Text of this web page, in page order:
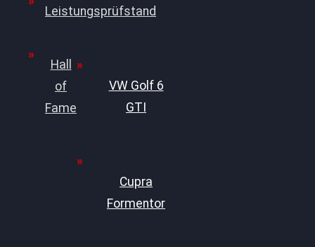
Leistungsprüfstand
Hall
of
Fame
VW Golf 6
GTI
Cupra
Formentor